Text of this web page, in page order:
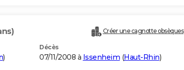
Créer une cagnotte obsèques
)
Décès
07/11/2008 à Issenheim (Haut-Rhin)